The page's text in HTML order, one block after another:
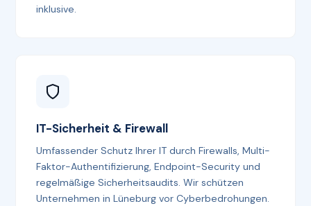
inklusive.
IT-Sicherheit & Firewall
Umfassender Schutz Ihrer IT durch Firewalls, Multi-
Faktor-Authentifizierung, Endpoint-Security und
regelmäßige Sicherheitsaudits. Wir schützen
Unternehmen in Lüneburg vor Cyberbedrohungen.